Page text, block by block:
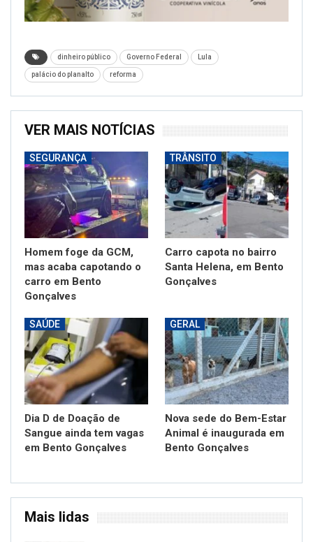
dinheiro público Governo Federal Lula
palácio do planalto reforma
VER MAIS NOTÍCIAS
SEGURANÇA
Homem foge da GCM,
mas acaba capotando o
carro em Bento
Gonçalves
TRÂNSITO
Carro capota no bairro
Santa Helena, em Bento
Gonçalves
SAÚDE
Dia D de Doação de
Sangue ainda tem vagas
em Bento Gonçalves
GERAL
Nova sede do Bem-Estar
Animal é inaugurada em
Bento Gonçalves
Mais lidas